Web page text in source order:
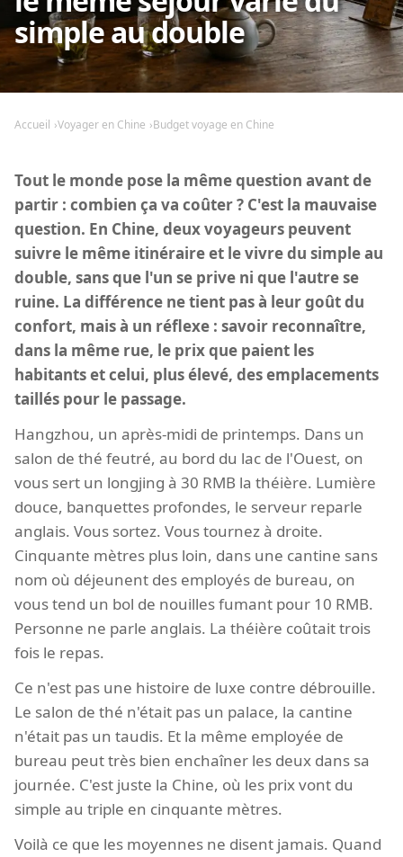
simple au double
Accueil Voyager en Chine Budget voyage en Chine
Tout le monde pose la même question avant de
partir : combien ça va coûter ? C'est la mauvaise
question. En Chine, deux voyageurs peuvent
suivre le même itinéraire et le vivre du simple au
double, sans que l'un se prive ni que l'autre se
ruine. La différence ne tient pas à leur goût du
confort, mais à un réflexe : savoir reconnaître,
dans la même rue, le prix que paient les
habitants et celui, plus élevé, des emplacements
taillés pour le passage.
Hangzhou, un après-midi de printemps. Dans un
salon de thé feutré, au bord du lac de l'Ouest, on
vous sert un longjing à 30 RMB la théière. Lumière
douce, banquettes profondes, le serveur reparle
anglais. Vous sortez. Vous tournez à droite.
Cinquante mètres plus loin, dans une cantine sans
nom où déjeunent des employés de bureau, on
vous tend un bol de nouilles fumant pour 10 RMB.
Personne ne parle anglais. La théière coûtait trois
fois le repas.
Ce n'est pas une histoire de luxe contre débrouille.
Le salon de thé n'était pas un palace, la cantine
n'était pas un taudis. Et la même employée de
bureau peut très bien enchaîner les deux dans sa
journée. C'est juste la Chine, où les prix vont du
simple au triple en cinquante mètres.
Voilà ce que les moyennes ne disent jamais. Quand